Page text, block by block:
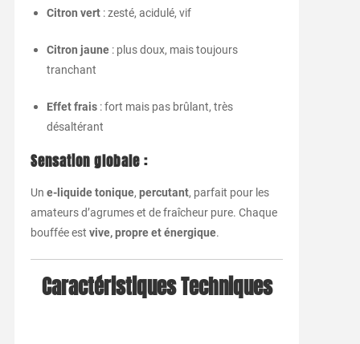
Citron vert: zesté, acidulé, vif
Citron jaune: plus doux, mais toujours
tranchant
Effet frais: fort mais pas brûlant, très
désaltérant
Sensation globale :
Un e-liquide tonique, percutant, parfait pour les
amateurs d’agrumes et de fraîcheur pure. Chaque
bouffée est vive, propre et énergique.
Caractéristiques Techniques